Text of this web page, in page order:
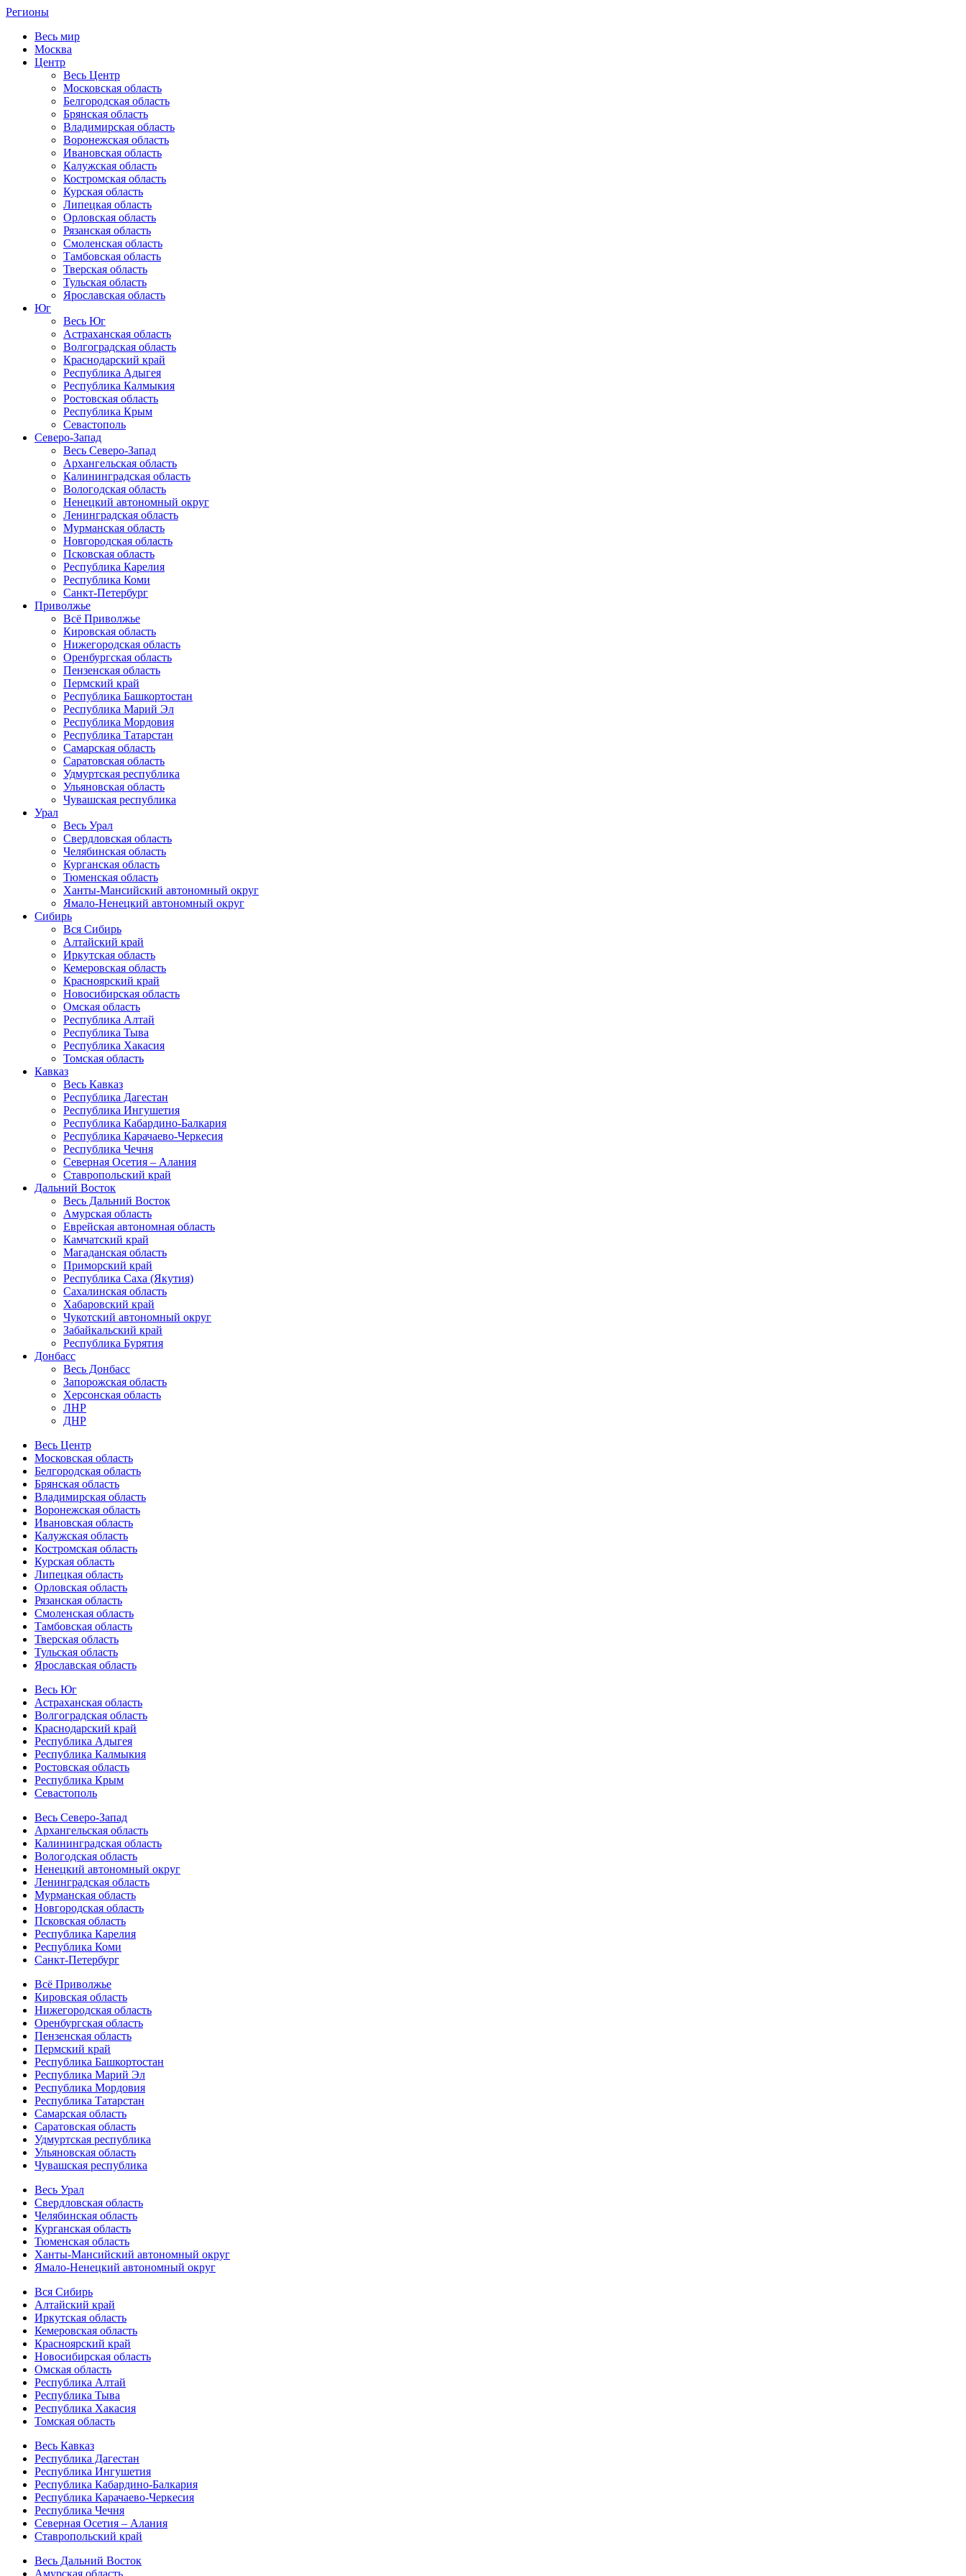
Регионы
Весь мир
Москва
Центр
Весь Центр
Московская область
Белгородская область
Брянская область
Владимирская область
Воронежская область
Ивановская область
Калужская область
Костромская область
Курская область
Липецкая область
Орловская область
Рязанская область
Смоленская область
Тамбовская область
Тверская область
Тульская область
Ярославская область
Юг
Весь Юг
Астраханская область
Волгоградская область
Краснодарский край
Республика Адыгея
Республика Калмыкия
Ростовская область
Республика Крым
Севастополь
Северо-Запад
Весь Северо-Запад
Архангельская область
Калининградская область
Вологодская область
Ненецкий автономный округ
Ленинградская область
Мурманская область
Новгородская область
Псковская область
Республика Карелия
Республика Коми
Санкт-Петербург
Приволжье
Всё Приволжье
Кировская область
Нижегородская область
Оренбургская область
Пензенская область
Пермский край
Республика Башкортостан
Республика Марий Эл
Республика Мордовия
Республика Татарстан
Самарская область
Саратовская область
Удмуртская республика
Ульяновская область
Чувашская республика
Урал
Весь Урал
Свердловская область
Челябинская область
Курганская область
Тюменская область
Ханты-Мансийский автономный округ
Ямало-Ненецкий автономный округ
Сибирь
Вся Сибирь
Алтайский край
Иркутская область
Кемеровская область
Красноярский край
Новосибирская область
Омская область
Республика Алтай
Республика Тыва
Республика Хакасия
Томская область
Кавказ
Весь Кавказ
Республика Дагестан
Республика Ингушетия
Республика Кабардино-Балкария
Республика Карачаево-Черкесия
Республика Чечня
Северная Осетия – Алания
Ставропольский край
Дальний Восток
Весь Дальний Восток
Амурская область
Еврейская автономная область
Камчатский край
Магаданская область
Приморский край
Республика Саха (Якутия)
Сахалинская область
Хабаровский край
Чукотский автономный округ
Забайкальский край
Республика Бурятия
Донбасс
Весь Донбасс
Запорожская область
Херсонская область
ЛНР
ДНР
Весь Центр
Московская область
Белгородская область
Брянская область
Владимирская область
Воронежская область
Ивановская область
Калужская область
Костромская область
Курская область
Липецкая область
Орловская область
Рязанская область
Смоленская область
Тамбовская область
Тверская область
Тульская область
Ярославская область
Весь Юг
Астраханская область
Волгоградская область
Краснодарский край
Республика Адыгея
Республика Калмыкия
Ростовская область
Республика Крым
Севастополь
Весь Северо-Запад
Архангельская область
Калининградская область
Вологодская область
Ненецкий автономный округ
Ленинградская область
Мурманская область
Новгородская область
Псковская область
Республика Карелия
Республика Коми
Санкт-Петербург
Всё Приволжье
Кировская область
Нижегородская область
Оренбургская область
Пензенская область
Пермский край
Республика Башкортостан
Республика Марий Эл
Республика Мордовия
Республика Татарстан
Самарская область
Саратовская область
Удмуртская республика
Ульяновская область
Чувашская республика
Весь Урал
Свердловская область
Челябинская область
Курганская область
Тюменская область
Ханты-Мансийский автономный округ
Ямало-Ненецкий автономный округ
Вся Сибирь
Алтайский край
Иркутская область
Кемеровская область
Красноярский край
Новосибирская область
Омская область
Республика Алтай
Республика Тыва
Республика Хакасия
Томская область
Весь Кавказ
Республика Дагестан
Республика Ингушетия
Республика Кабардино-Балкария
Республика Карачаево-Черкесия
Республика Чечня
Северная Осетия – Алания
Ставропольский край
Весь Дальний Восток
Амурская область